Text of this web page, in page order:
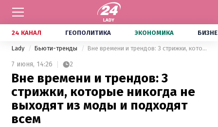
24 КАНАЛ ГЕОПОЛИТИКА ЭКОНОМИКА
Lady Бьюти-тренды Вне времени и трендов: 3 стрижки, которые никогда не выходят из моды и подходят всем
7 июня, 14:26 2
Вне времени и трендов: 3
стрижки, которые никогда не
выходят из моды и подходят
всем